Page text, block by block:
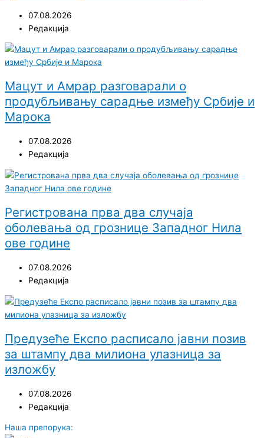
07.08.2026
Редакција
Мацут и Амрар разговарали о
продубљивању сарадње између Србије и
Марока
07.08.2026
Редакција
Регистрована прва два случаја
оболевања од грознице Западног Нила
ове године
07.08.2026
Редакција
Предузеће Експо расписало јавни позив
за штампу два милиона улазница за
изложбу
07.08.2026
Редакција
Наша препорука: